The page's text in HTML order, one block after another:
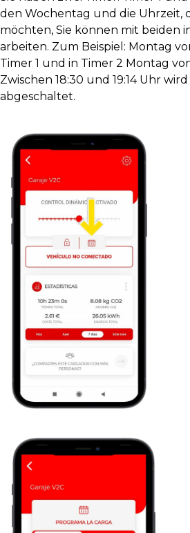
den Wochentag und die Uhrzeit,
möchten, Sie können mit beiden
arbeiten. Zum Beispiel: Montag
Timer 1 und in Timer 2 Montag
Zwischen 18:30 und 19:14 Uhr
abgeschaltet.